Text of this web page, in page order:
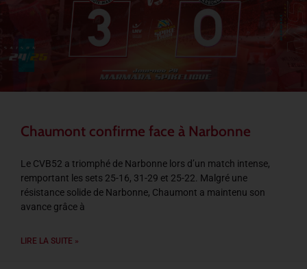
Chaumont confirme face à Narbonne
Le CVB52 a triomphé de Narbonne lors d’un match intense,
remportant les sets 25-16, 31-29 et 25-22. Malgré une
résistance solide de Narbonne, Chaumont a maintenu son
avance grâce à
LIRE LA SUITE »